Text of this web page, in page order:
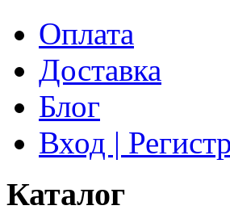
Оплата
Доставка
Блог
Вход |
Каталог